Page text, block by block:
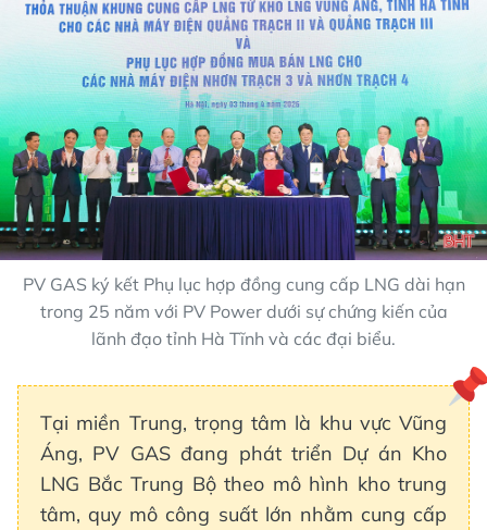
PV GAS ký kết Phụ lục hợp đồng cung cấp LNG dài hạn
trong 25 năm với PV Power dưới sự chứng kiến của
lãnh đạo tỉnh Hà Tĩnh và các đại biểu.
Tại miền Trung, trọng tâm là khu vực Vũng
Áng, PV GAS đang phát triển Dự án Kho
LNG Bắc Trung Bộ theo mô hình kho trung
tâm, quy mô công suất lớn nhằm cung cấp